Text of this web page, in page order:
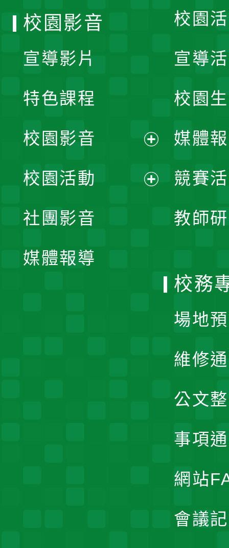
校園
宣導
校園
媒體
競賽
教師
校園影音
宣導影片
特色課程
校園影音
開
校園活動
社團影音
媒體報導
校務
場地
維修
公文
事項
網站
會議